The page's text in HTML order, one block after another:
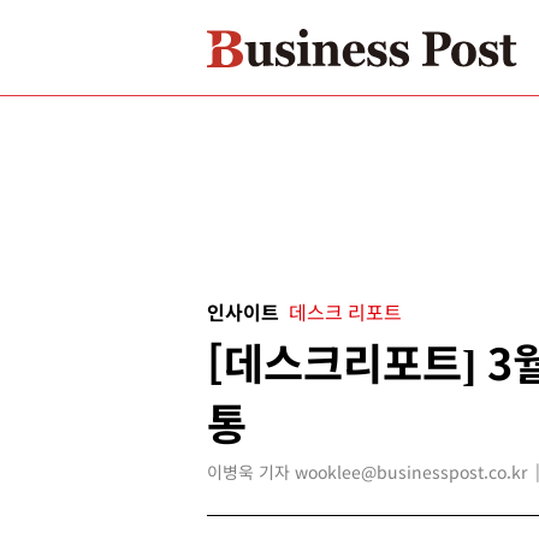
인사이트 데스크 리포트
[데스크리포트] 3
통
이병욱 기자 wooklee@businesspost.co.kr